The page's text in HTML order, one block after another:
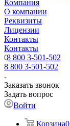
Компания
О компании
Реквизиты
Лицензии
Контакты
Контакты
8 800 3-501-502
8 800 3-501-502
Заказать звонок
Задать вопрос
Войти
Корзина0